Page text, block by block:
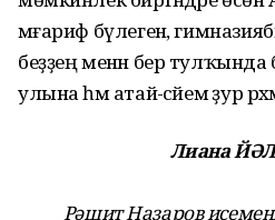
мәғариф бүлегенә,
беҙҙең менән бер
улына һәм атай-әсәйемә ҙур
Лиана
Рәшит Назаров